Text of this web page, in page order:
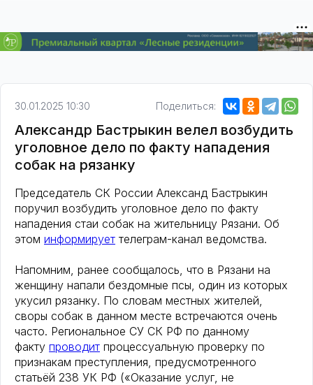
30.01.2025 10:30 Поделиться:
Александр Бастрыкин велел возбудить
уголовное дело по факту нападения
собак на рязанку
Председатель СК России Александ Бастрыкин
поручил возбудить уголовное дело по факту
нападения стаи собак на жительницу Рязани. Об
этом информирует телеграм-канал ведомства.
Напомним, ранее сообщалось, что в Рязани на
женщину напали бездомные псы, один из которых
укусил рязанку. По словам местных жителей,
своры собак в данном месте встречаются очень
часто. Региональное СУ СК РФ по данному
факту проводит процессуальную проверку по
признакам преступления, предусмотренного
статьёй 238 УК РФ («Оказание услуг, не